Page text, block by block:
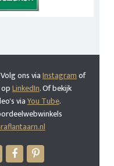
ons viaInstagramof
LinkedIn. Of bekijk
viaYou Tube.